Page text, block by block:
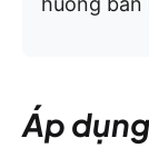
Áp